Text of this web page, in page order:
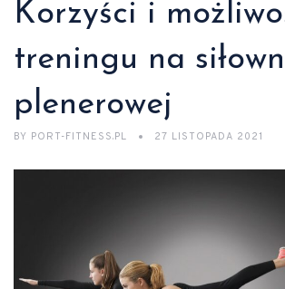
Korzyści i
treningu na
plenerowej
BY PORT-FITNESS.PL 27 LISTOPADA 2021